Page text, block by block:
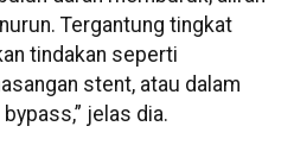
Tergantung tingkat
tindakan seperti
stent, atau dalam
jelas dia.